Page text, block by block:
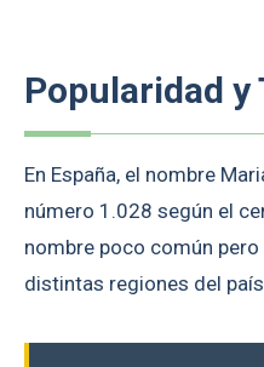
Popularidad y
En España, el nombre
número 1.028 según el
nombre poco común
distintas regiones del